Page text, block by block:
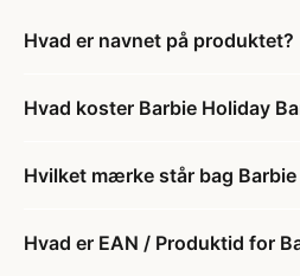
Hvad er navnet på produktet?
Hvad koster Barbie Holiday
Hvilket mærke står bag
Hvad er EAN / Produktid for